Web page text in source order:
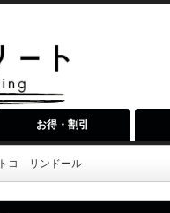
お得・割引
コ リンドール